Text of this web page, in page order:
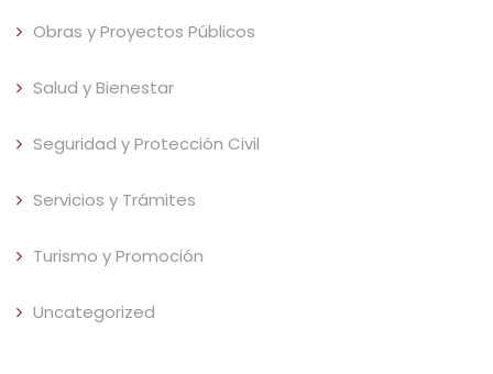
Obras y Proyectos Públicos
Salud y Bienestar
Seguridad y Protección Civil
Servicios y Trámites
Turismo y Promoción
Uncategorized